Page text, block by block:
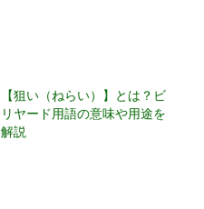
【狙い（ねらい）】とは？ビ
リヤード用語の意味や用途を
解説